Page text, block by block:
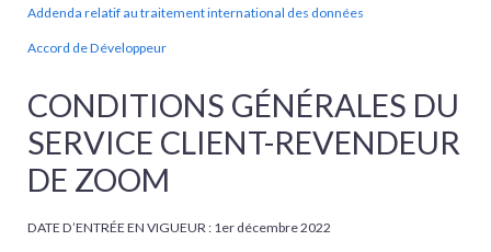
Addenda relatif au traitement international des données
Accord de Développeur
CONDITIONS GÉNÉRALES DU
SERVICE CLIENT-REVENDEUR
DE ZOOM
DATE D’ENTRÉE EN VIGUEUR : 1er décembre 2022